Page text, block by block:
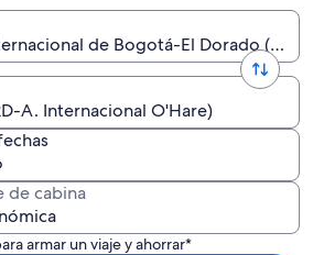
de Bogotá-El Dorado (BOG)
A. Internacional O'Hare)
de cabina
armar un viaje y ahorrar*